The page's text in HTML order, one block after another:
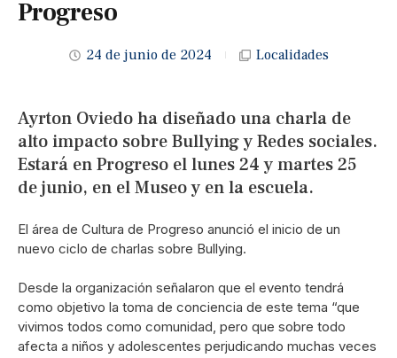
Progreso
24 de junio de 2024 Localidades
Ayrton Oviedo ha diseñado una charla de
alto impacto sobre Bullying y Redes sociales.
Estará en Progreso el lunes 24 y martes 25
de junio, en el Museo y en la escuela.
El área de Cultura de Progreso anunció el inicio de un
nuevo ciclo de charlas sobre Bullying.
Desde la organización señalaron que el evento tendrá
como objetivo la toma de conciencia de este tema “que
vivimos todos como comunidad, pero que sobre todo
afecta a niños y adolescentes perjudicando muchas veces